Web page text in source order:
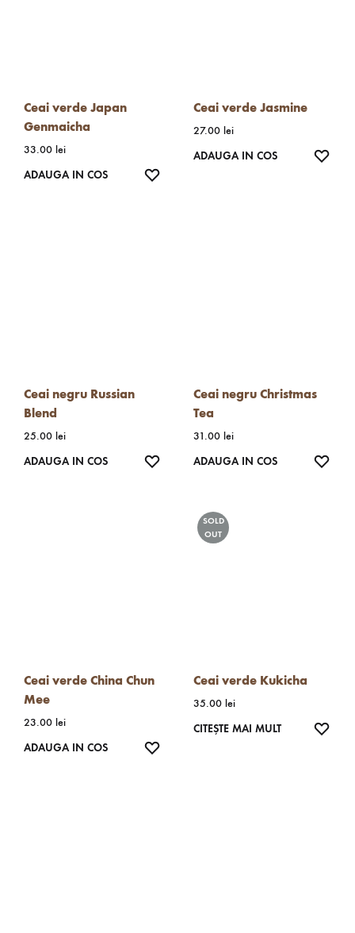
Ceai verde Japan
Genmaicha
33.00 lei
ADAUGA IN COS
Ceai verde Jasmine
27.00 lei
ADAUGA IN COS
Ceai negru Russian
Blend
25.00 lei
ADAUGA IN COS
WISHLIST
Ceai negru Christmas
Tea
31.00 lei
ADAUGA IN COS
Ceai verde China Chun
Mee
23.00 lei
ADAUGA IN COS
SOLD
OUT
Ceai verde Kukicha
35.00 lei
CITEȘTE MAI MULT